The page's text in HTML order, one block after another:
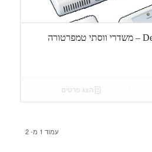
Delta OHM – HD 45/46 – משדרי ווסתי טמפרטורה
הצג פרטים
עמוד 1 מ- 2